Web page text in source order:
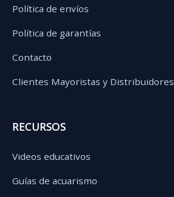
Política de envíos
Política de garantías
Contacto
Clientes Mayoristas y Distribuidores
RECURSOS
Videos educativos
Guías de acuarismo